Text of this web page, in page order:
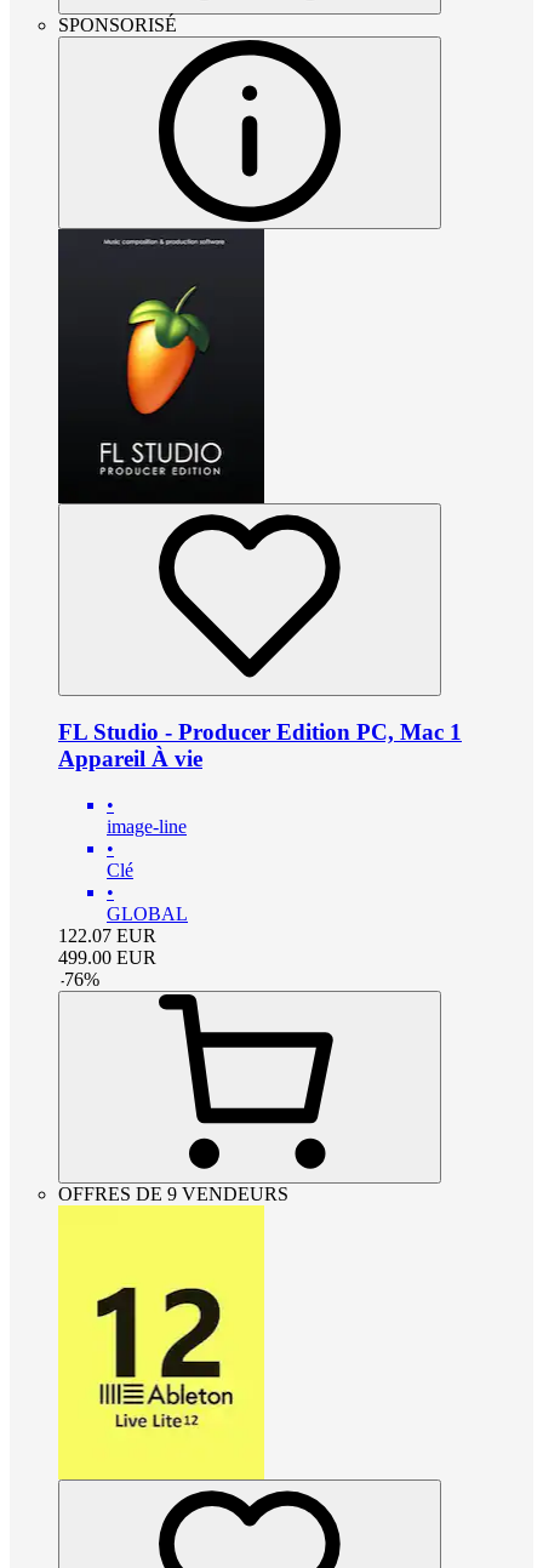
SPONSORISÉ
FL Studio - Producer Edition PC, Mac 1
Appareil À vie
•
image-line
•
Clé
•
GLOBAL
122.07 EUR
499.00 EUR
-76%
OFFRES DE 9 VENDEURS